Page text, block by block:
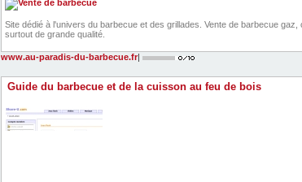
Site dédié à l'univers du barbecue et des grillades. Vente de barbecue gaz,
surtout de grande qualité.
www.au-paradis-du-barbecue.fr|
Guide du barbecue et de la cuisson au feu de bois